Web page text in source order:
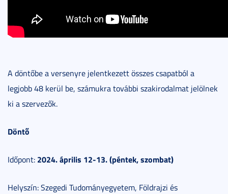
A döntőbe a versenyre jelentkezett összes csapatból a
legjobb 48 kerül be, számukra további szakirodalmat jelölnek
ki a szervezők.
Döntő
Időpont: 2024. április 12-13. (péntek, szombat)
Helyszín: Szegedi Tudományegyetem, Földrajzi és